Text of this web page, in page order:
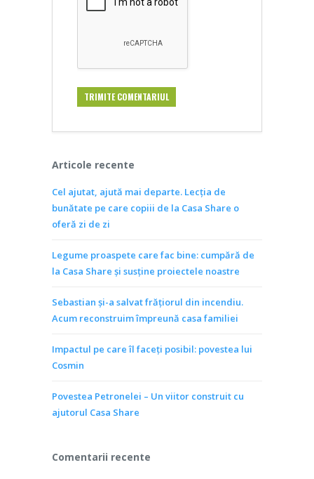
Articole recente
Cel ajutat, ajută mai departe. Lecția de
bunătate pe care copiii de la Casa Share o
oferă zi de zi
Legume proaspete care fac bine: cumpără de
la Casa Share și susține proiectele noastre
Sebastian și-a salvat frățiorul din incendiu.
Acum reconstruim împreună casa familiei
Impactul pe care îl faceți posibil: povestea lui
Cosmin
Povestea Petronelei – Un viitor construit cu
ajutorul Casa Share
Comentarii recente